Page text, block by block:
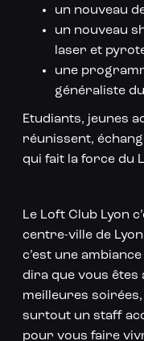
un nouveau
un nouveau
laser et
une
généraliste
Etudiants, jeunes
réunissent,
qui fait la force du
Le Loft Club Lyon
centre-ville de
c’est une
dira que vous êtes
meilleures soirées,
surtout un staff
pour vous faire